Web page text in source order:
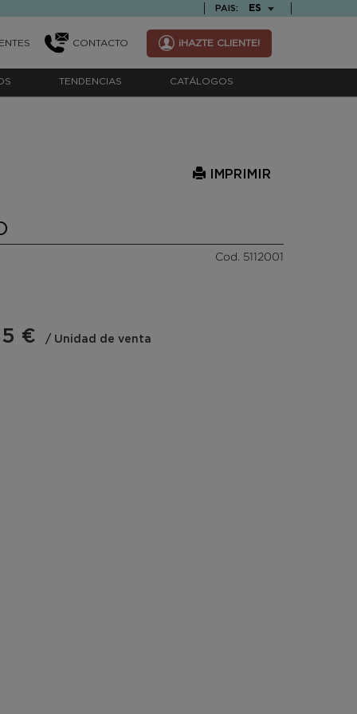
PAIS: TEXT.LANGUAGE
ES
CONTACTO ¡HAZTE CLIENTE!
TENDENCIAS CATÁLOGOS
IMPRIMIR
Cod. 5112001
€ / Unidad de venta